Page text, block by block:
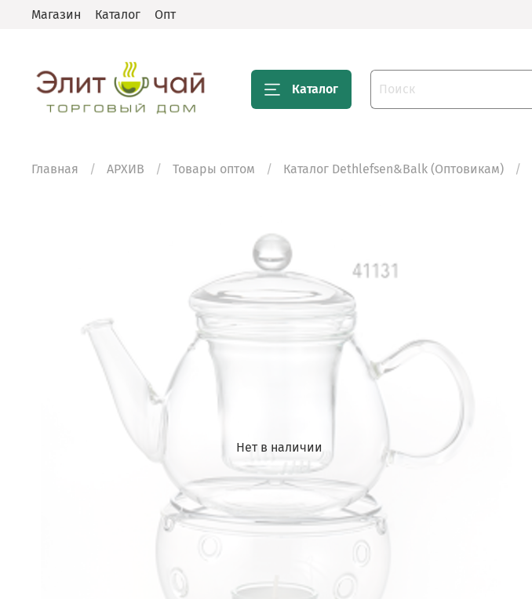
Магазин Каталог Опт
Каталог
Главная АРХИВ Товары оптом Каталог Dethlefsen&Balk (Оптовикам)
Нет в наличии